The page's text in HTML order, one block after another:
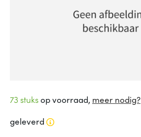
73 stuksop voorraad, meer nodig?
geleverd